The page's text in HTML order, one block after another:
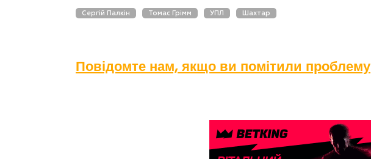
Сергій Палкін Томас Грімм УПЛ Шахтар
Повідомте нам, якщо ви помітили проблему